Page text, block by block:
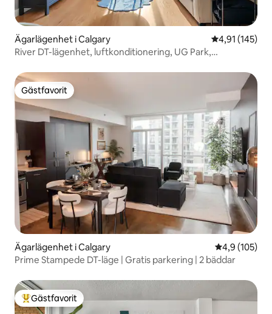
Ägarlägenhet i Calgary 4,91 av 5 i
4,91 (145)
River DT-lägenhet, luftkonditionering, UG Park,
Gästfavorit
Gästfavorit
Ägarlägenhet i Calgary 4,9 av 5 i
4,9 (105)
Prime Stampede DT-läge | Gratis parkering | 2 bäddar
Populär gästfavorit
Gästfavorit